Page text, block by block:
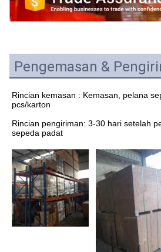
Pengemasan &
Rincian kemasan : Kemasan, pelana
pcs/karton
Rincian pengiriman: 3-30 hari setelah
sepeda padat